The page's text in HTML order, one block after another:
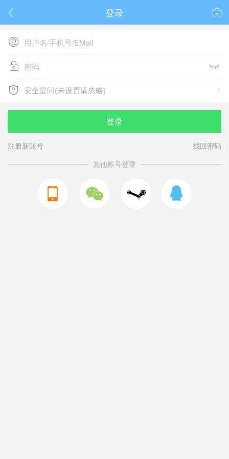
 
登录

 
 
安全提问(未设置请忽略)
安全提问(未设置请忽略)
登录
注册新账号
找回密码
其他帐号登录
  